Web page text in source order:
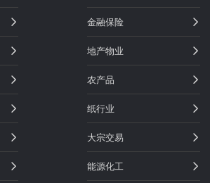
金融保险
地产物业
农产品
纸行业
大宗交易
能源化工